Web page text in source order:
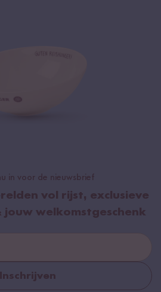
in voor de nieuwsbrief
vol rijst, exclusieve
jouw welkomstgeschenk
Inschrijven